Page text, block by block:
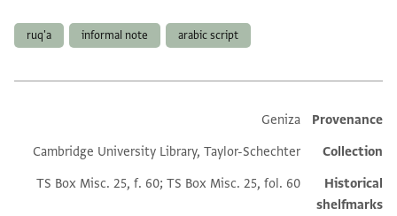
arabic script
informal note
ruq'a
Additional metadata
Provenance
Geniza
Collection
Cambridge University Library, Taylor-Schechter
Historical
shelfmarks
TS Box Misc. 25, f. 60; TS Box Misc. 25, fol. 60